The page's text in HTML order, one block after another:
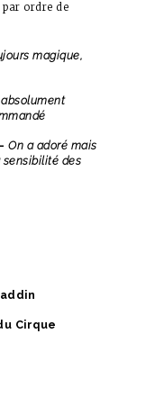
par ordre de
magique,
On a adoré mais
des
Cirque